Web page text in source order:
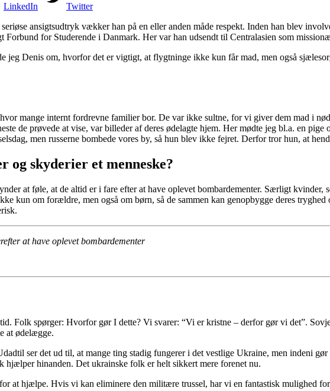
LinkedIn
Twitter
ansigtsudtryk vækker han på en eller anden måde respekt. Inden han blev
Forbund for Studerende i Danmark. Her var han udsendt til Centralasien som
Denis om, hvorfor det er vigtigt, at flygtninge ikke kun får mad, men også
mange internt fordrevne familier bor. De var ikke sultne, for vi giver dem mad i
de prøvede at vise, var billeder af deres ødelagte hjem. Her mødte jeg bl.a. en
men russerne bombede vores by, så hun blev ikke fejret. Derfor tror hun, at
skyderier et menneske?
at føle, at de altid er i fare efter at have oplevet bombardementer. Særligt
kun om forældre, men også om børn, så de sammen kan genopbygge deres
at have oplevet bombardementer
Folk spørger: Hvorfor gør I dette? Vi svarer: “Vi er kristne – derfor gør vi det”.
at ødelægge.
ser det ud til, at mange ting stadig fungerer i det vestlige Ukraine, men indeni
hinanden. Det ukrainske folk er helt sikkert mere forenet nu.
at hjælpe. Hvis vi kan eliminere den militære trussel, har vi en fantastisk mulighed